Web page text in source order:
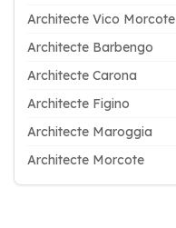
Architecte Vico Morcote
Architecte Barbengo
Architecte Carona
Architecte Figino
Architecte Maroggia
Architecte Morcote